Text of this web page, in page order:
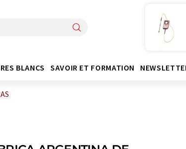
BLANCS SAVOIR ET FORMATION